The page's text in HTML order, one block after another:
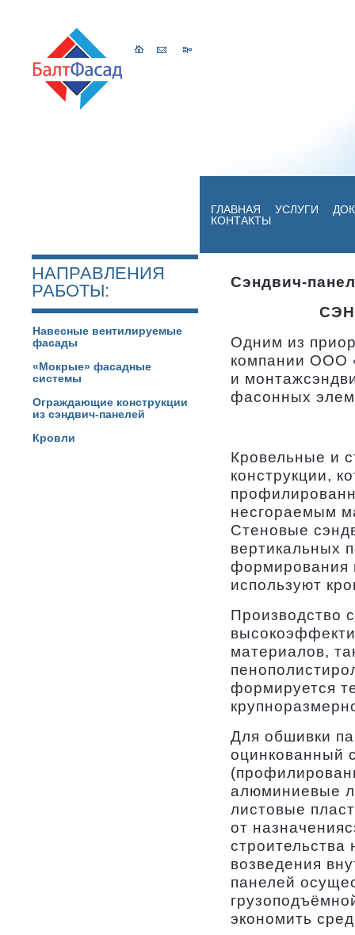
ГЛАВНАЯ УСЛУГИ
КОНТАКТЫ
НАПРАВЛЕНИЯ
РАБОТЫ:
Навесные вентилируемые
фасады
«Мокрые» фасадные
системы
Ограждающие конструкции
из сэндвич-панелей
Кровли
Сэндвич-
Одним из
компании OOO
и
фасонных
Кровельные и
конструкции,
несгораемым
Стеновые
вертикальных
формирования
используют
Производство
материалов,
формируется
Для обшивки
оцинкованный
алюминиевые
листовые
от
строительства
возведения
панелей
экономить